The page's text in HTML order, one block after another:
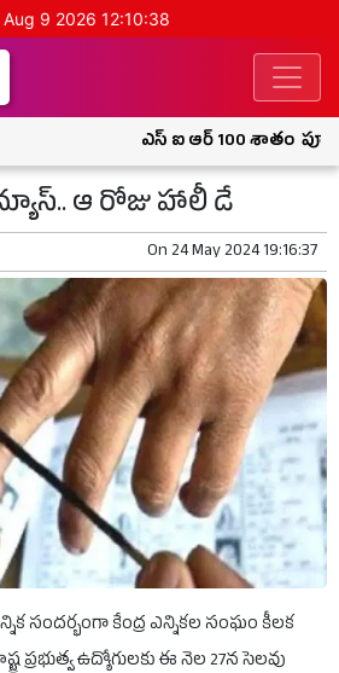
Aug 9 2026 12:10:39
ఎస్ ఐ ఆర్ 100 శాతం
న్యూస్.. ఆ రోజు హాలీ డే
On24 May 2024 19:16:37
సందర్భంగా కేంద్ర ఎన్నికల సంఘం కీలక
ప్రభుత్వ ఉద్యోగులకు ఈ నెల 27న సెలవు